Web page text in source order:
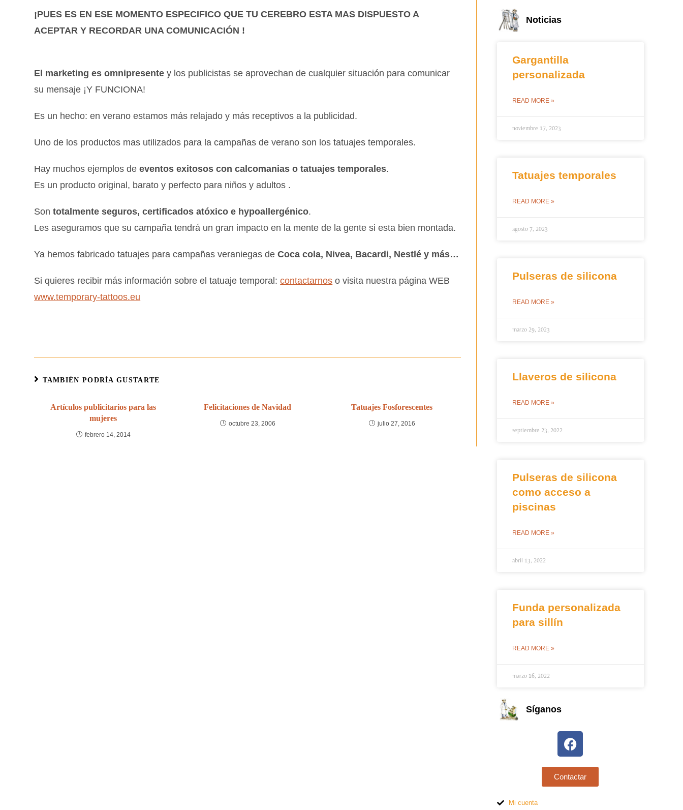
¡PUES ES EN ESE MOMENTO ESPECIFICO QUE TU CEREBRO ESTA MAS DISPUESTO A
ACEPTAR Y RECORDAR UNA COMUNICACIÓN !
El marketing es omnipresente y los publicistas se aprovechan de cualquier situación para comunicar
su mensaje ¡Y FUNCIONA!
Es un hecho: en verano estamos más relajado y más receptivos a la publicidad.
Uno de los productos mas utilizados para la campañas de verano son los tatuajes temporales.
Hay muchos ejemplos deeventos exitosos con calcomanias o tatuajes temporales.
Es un producto original, barato y perfecto para niños y adultos .
Sontotalmente seguros, certificados atóxico e hypoallergénico.
Les aseguramos que su campaña tendrá un gran impacto en la mente de la gente si esta bien montada.
Ya hemos fabricado tatuajes para campañas veraniegas deCoca cola, Nivea, Bacardi, Nestlé y más…
Si quieres recibir más información sobre el tatuaje temporal:contactarnos o visita nuestra página WEB
www.temporary-tattoos.eu
TAMBIÉN PODRÍA GUSTARTE
Artículos publicitarios para las
mujeres
febrero 14, 2014
Felicitaciones de Navidad
octubre 23, 2006
Tatuajes Fosforescentes
julio 27, 2016
Noticias
Gargantilla
personalizada
READ MORE »
noviembre 17, 2023
Tatuajes temporales
READ MORE »
agosto 7, 2023
Pulseras de silicona
READ MORE »
marzo 29, 2023
Llaveros de silicona
READ MORE »
septiembre 23, 2022
Pulseras de silicona
como acceso a
piscinas
READ MORE »
abril 13, 2022
Funda personalizada
para sillín
READ MORE »
marzo 16, 2022
Síganos
Contactar
Mi cuenta